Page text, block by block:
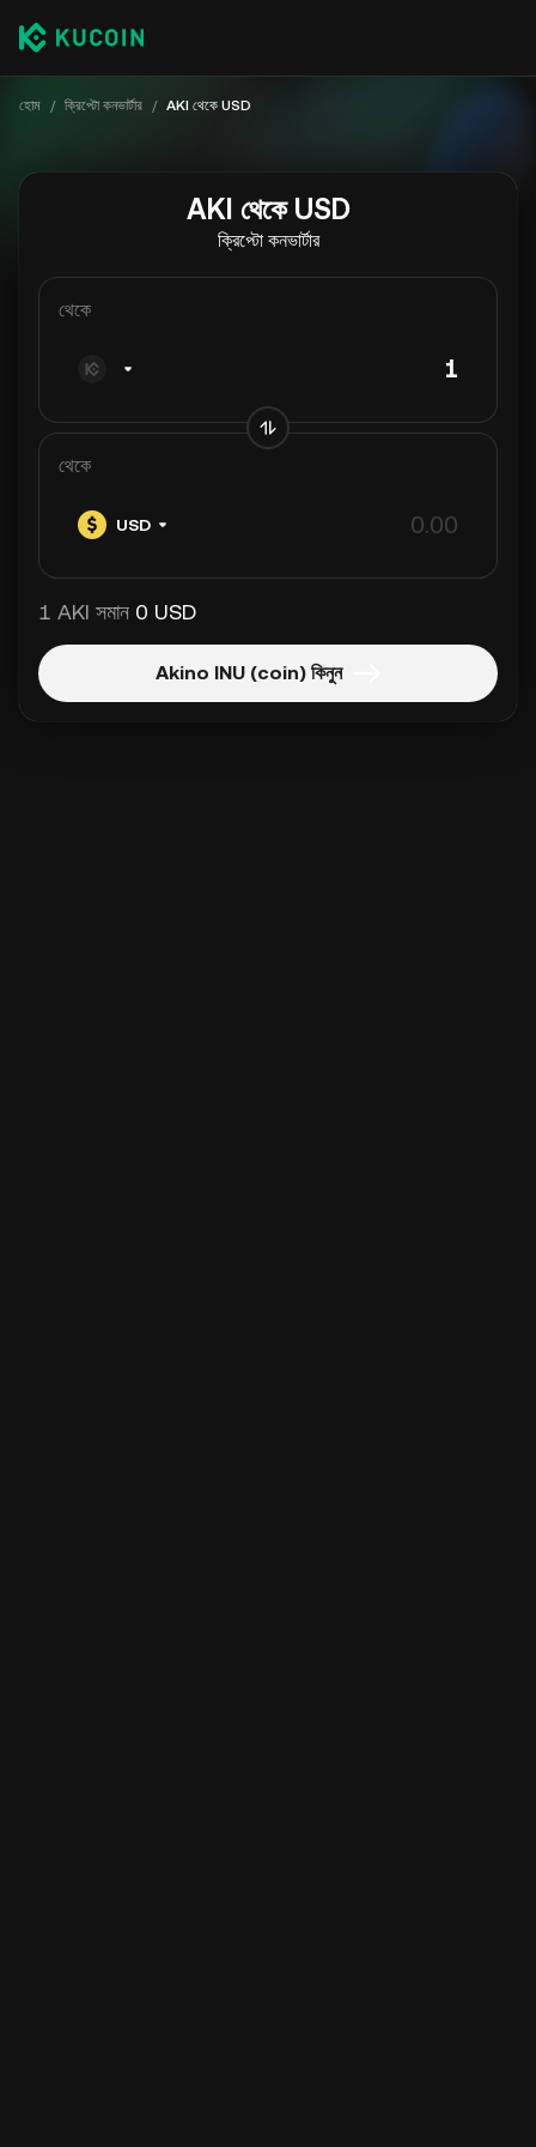
হোম / ক্রিপ্টো কনভার্টার / AKI থেকে USD
AKI থেকে USD
ক্রিপ্টো কনভার্টার
থেকে
থেকে
USD
1 AKI সমান 0 USD
Akino INU (coin) কিনুন